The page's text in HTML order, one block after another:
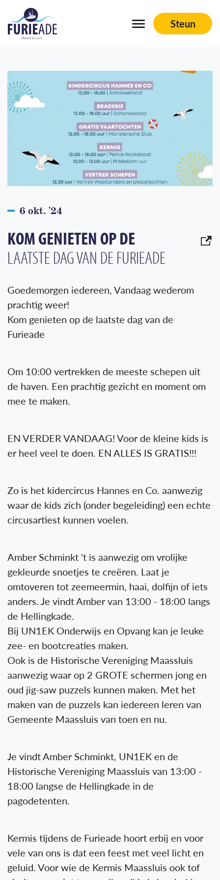
Navigation
Aftermovies
Sponsoren
Vrienden aan boord
Organisatie
Contact
Steun
6 okt. '24
KOM GENIETEN OP DE
LAATSTE DAG VAN DE FURIEADE
Goedemorgen iedereen, Vandaag wederom
prachtig weer!
Kom genieten op de laatste dag van de
Furieade
Om 10:00 vertrekken de meeste schepen uit
de haven. Een prachtig gezicht en moment om
mee te maken.
EN VERDER VANDAAG! Voor de kleine kids is
er heel veel te doen. EN ALLES IS GRATIS!!!
Zo is het kidercircus Hannes en Co. aanwezig
waar de kids zich (onder begeleiding) een echte
circusartiest kunnen voelen.
Amber Schminkt 't is aanwezig om vrolijke
gekleurde snoetjes te creëren. Laat je
omtoveren tot zeemeermin, haai, dolfijn of iets
anders. Je vindt Amber van 13:00 - 18:00 langs
de Hellingkade.
Bij UN1EK Onderwijs en Opvang kan je leuke
zee- en bootcreaties maken.
Ook is de Historische Vereniging Maassluis
aanwezig waar op 2 GROTE schermen jong en
oud jig-saw puzzels kunnen maken. Met het
maken van de puzzels kan iedereen leren van
Gemeente Maassluis van toen en nu.
Je vindt Amber Schminkt, UN1EK en de
Historische Vereniging Maassluis van 13:00 -
18:00 langse de Hellingkade in de
pagodetenten.
Kermis tijdens de Furieade hoort erbij en voor
vele van ons is dat een feest met veel licht en
geluid. Voor wie de Kermis Maassluis ook tof